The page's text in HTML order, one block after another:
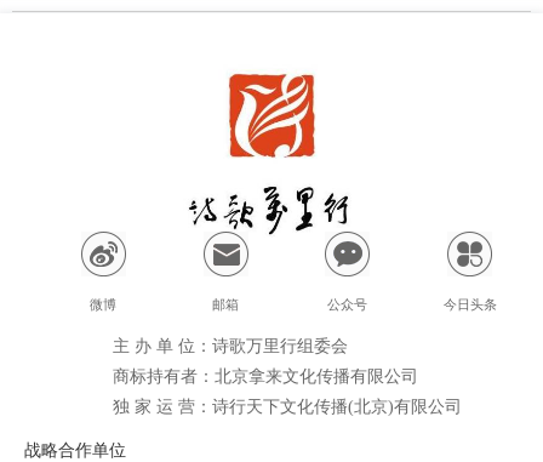
微博 邮箱 公众号 今日头条
主 办 单 位：诗歌万里行组委会
商标持有者：北京拿来文化传播有限公司
独 家 运 营：诗行天下文化传播(北京)有限公司
战略合作单位